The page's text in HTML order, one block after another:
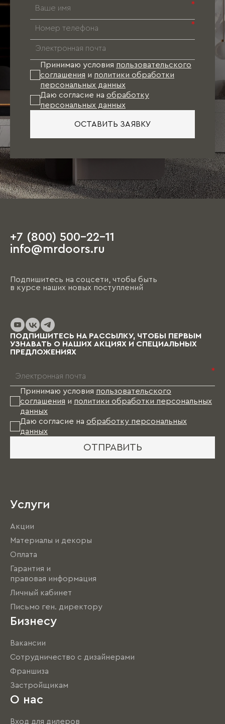
*
*
Принимаю условия пользовательского
соглашения и политики обработки
персональных данных
Даю согласие на обработку
персональных данных
ОСТАВИТЬ ЗАЯВКУ
+7 (800) 500-22-11
info@mrdoors.ru
Подпишитесь на соцсети, чтобы быть
в курсе наших новых поступлений
ПОДПИШИТЕСЬ НА РАССЫЛКУ, ЧТОБЫ ПЕРВЫМ
УЗНАВАТЬ О НАШИХ АКЦИЯХ И СПЕЦИАЛЬНЫХ
ПРЕДЛОЖЕНИЯХ
*
Принимаю условия пользовательского
соглашения и политики обработки персональных
данных
Даю согласие на обработку персональных
данных
ОТПРАВИТЬ
Услуги
Акции
Материалы и декоры
Оплата
Гарантия и
правовая информация
Личный кабинет
Письмо ген. директору
Бизнесу
Вакансии
Сотрудничество с дизайнерами
Франшиза
Застройщикам
О нас
Вход для дилеров